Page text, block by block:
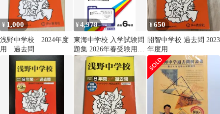
¥ 1,000
浅野中学校 2024年度
用 過去問
¥4,978
東海中学校 入学試験問
題集 2026年春受験用
（プリント形式のリア
ル過去問で本番の臨場
感！） (愛知県中学校
¥650
開智中学校 過去問 2023
年度用